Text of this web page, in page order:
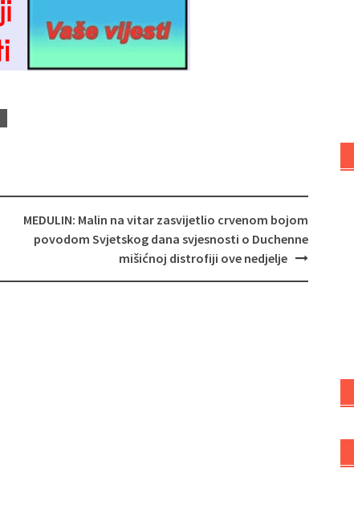
MEDULIN: Malin na vitar zasvijetlio crvenom bojom
povodom Svjetskog dana svjesnosti o Duchenne
mišićnoj distrofiji ove nedjelje